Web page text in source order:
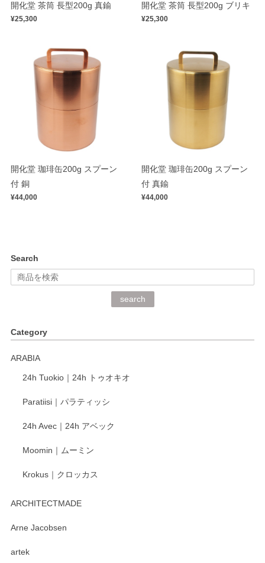
開化堂 茶筒 長型200g 真鍮
¥25,300
開化堂 茶筒 長型200g ブリキ
¥25,300
開化堂 珈琲缶200g スプーン
付 銅
¥44,000
開化堂 珈琲缶200g スプーン
付 真鍮
¥44,000
Search
search
Category
ARABIA
24h Tuokio｜24h トゥオキオ
Paratiisi｜パラティッシ
24h Avec｜24h アベック
Moomin｜ムーミン
Krokus｜クロッカス
ARCHITECTMADE
Arne Jacobsen
artek